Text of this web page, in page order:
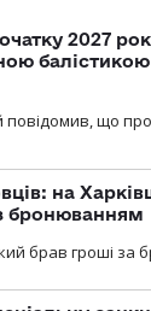
2027
що
на
бронюванням
брав гроші за